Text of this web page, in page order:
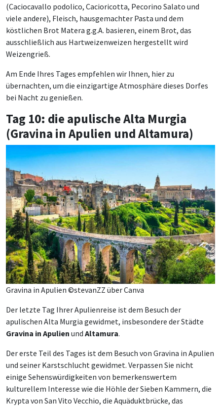
(Caciocavallo podolico, Cacioricotta, Pecorino Salato und
viele andere), Fleisch, hausgemachter Pasta und dem
köstlichen Brot Matera g.g.A. basieren, einem Brot, das
ausschließlich aus Hartweizenweizen hergestellt wird
Weizengrieß.
Am Ende Ihres Tages empfehlen wir Ihnen, hier zu
übernachten, um die einzigartige Atmosphäre dieses Dorfes
bei Nacht zu genießen.
Tag 10: die apulische Alta Murgia
(Gravina in Apulien und Altamura)
Gravina in Apulien ©stevanZZ über Canva
Der letzte Tag Ihrer Apulienreise ist dem Besuch der
apulischen Alta Murgia gewidmet, insbesondere der Städte
Gravina in Apulien und Altamura.
Der erste Teil des Tages ist dem Besuch von Gravina in Apulien
und seiner Karstschlucht gewidmet. Verpassen Sie nicht
einige Sehenswürdigkeiten von bemerkenswertem
kulturellem Interesse wie die Höhle der Sieben Kammern, die
Krypta von San Vito Vecchio, die Aquäduktbrücke, das